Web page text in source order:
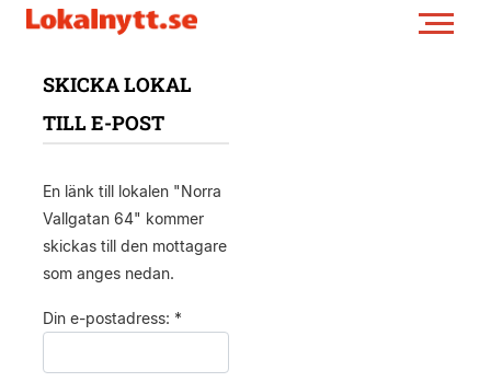
SKICKA LOKAL
TILL E-POST
En länk till lokalen "Norra
Vallgatan 64" kommer
skickas till den mottagare
som anges nedan.
Din e-postadress: *